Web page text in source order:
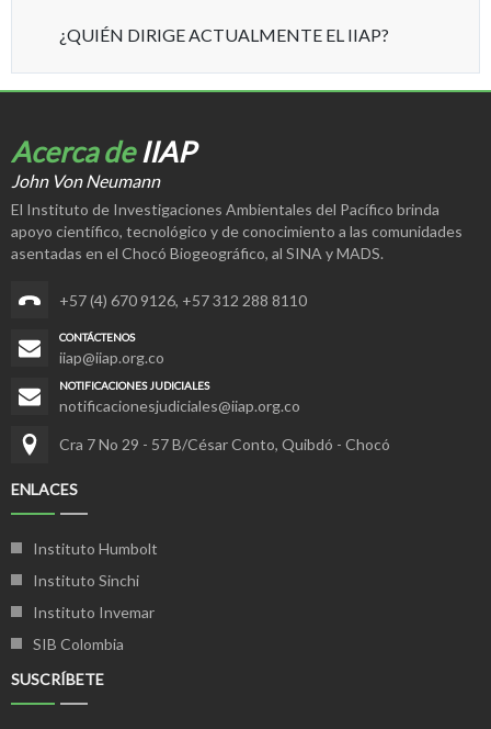
¿QUIÉN DIRIGE ACTUALMENTE EL IIAP?
Acerca deIIAP
John Von Neumann
El Instituto de Investigaciones Ambientales del Pacífico brinda
apoyo científico, tecnológico y de conocimiento a las comunidades
asentadas en el Chocó Biogeográfico, al SINA y MADS.
+57 (4) 670 9126, +57 312 288 8110
CONTÁCTENOS
iiap@iiap.org.co
NOTIFICACIONES JUDICIALES
notificacionesjudiciales@iiap.org.co
Cra 7 No 29 - 57 B/César Conto, Quibdó - Chocó
ENLACES
Instituto Humbolt
Instituto Sinchi
Instituto Invemar
SIB Colombia
SUSCRÍBETE